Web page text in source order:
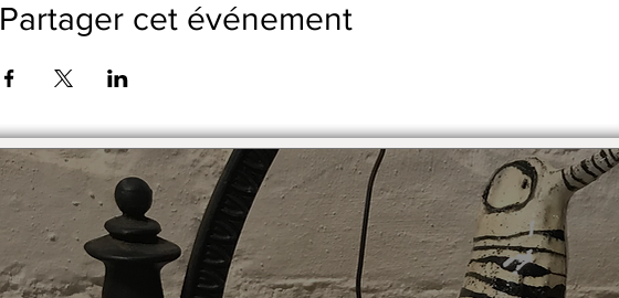
Pas de cotisation ou de frais supplémentaires
Partager cet événement